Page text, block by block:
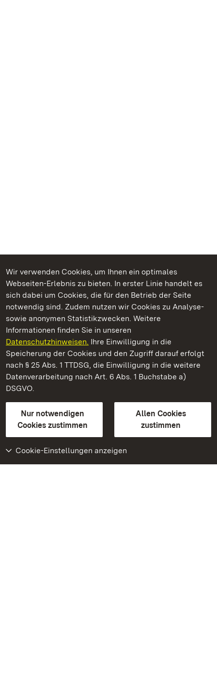
Wir verwenden Cookies, um Ihnen ein optimales
Webseiten-Erlebnis zu bieten. In erster Linie handelt es
sich dabei um Cookies, die für den Betrieb der Seite
notwendig sind. Zudem nutzen wir Cookies zu Analyse-
sowie anonymen Statistikzwecken. Weitere
Informationen finden Sie in unseren
Datenschutzhinweisen. Ihre Einwilligung in die
Speicherung der Cookies und den Zugriff darauf erfolgt
nach § 25 Abs. 1 TTDSG, die Einwilligung in die weitere
Datenverarbeitung nach Art. 6 Abs. 1 Buchstabe a)
DSGVO.
Nur notwendigen
Cookies zustimmen
Allen Cookies
zustimmen
Cookie-Einstellungen anzeigen
Kommen. Staunen. Genießen.
Staatliche Schlösser und Gärten Baden‑Württemberg
Staatliche Schlösser und Gärten Baden-Württemberg
Kontakt
GebärdenspracheLeichte Sprache
Erklärung zur Barrierefreiheit
BITV-konform (geprüfte Seiten)
Weiteres